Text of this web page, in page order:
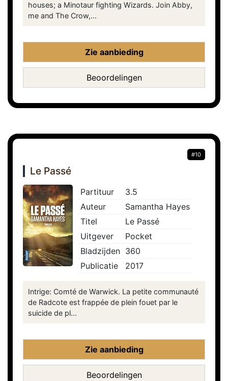
houses; a Minotaur fighting Wizards. Join Abby,
me and The Crow,...
Zie aanbieding
Beoordelingen
#10
Le Passé
Partituur
3.5
Auteur
Samantha Hayes
Titel
Le Passé
Uitgever
Pocket
Bladzijden 360
Publicatie
2017
Intrige: Comté de Warwick. La petite communauté
de Radcote est frappée de plein fouet par le
suicide de pl...
Zie aanbieding
Beoordelingen